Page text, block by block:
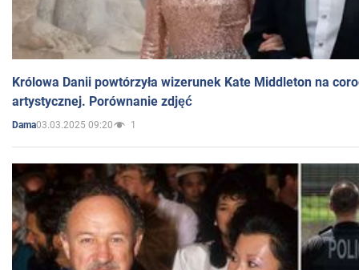
Królowa Danii powtórzyła wizerunek Kate Middleton na
artystycznej. Porównanie zdjęć
Dama03.03.2025 09:20 1